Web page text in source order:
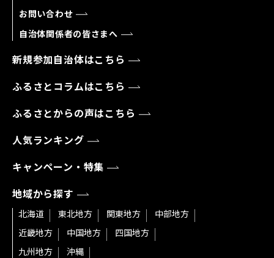
お問い合わせ
自治体関係者の皆さまへ
新規参加自治体はこちら
ふるさとコラムはこちら
ふるさとからの声はこちら
人気ランキング
キャンペーン・特集
地域から探す
北海道 東北地方 関東地方
中部地方
近畿地方
中国地方
四国地方
九州地方
沖縄